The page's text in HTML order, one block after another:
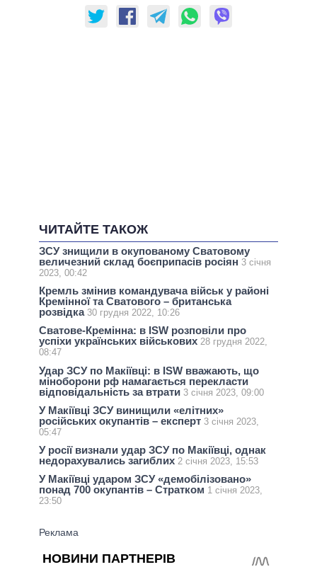
ЧИТАЙТЕ ТАКОЖ
ЗСУ знищили в окупованому Сватовому
величезний склад боєприпасів росіян 3 січня
2023, 00:42
Кремль змінив командувача військ у районі
Кремінної та Сватового – британська
розвідка 30 грудня 2022, 10:26
Сватове-Кремінна: в ISW розповіли про
успіхи українських військових 28 грудня 2022,
08:47
Удар ЗСУ по Макіївці: в ISW вважають, що
міноборони рф намагається перекласти
відповідальність за втрати 3 січня 2023, 09:00
У Макіївці ЗСУ винищили «елітних»
російських окупантів – експерт 3 січня 2023,
05:47
У росії визнали удар ЗСУ по Макіївці, однак
недорахувались загиблих 2 січня 2023, 15:53
У Макіївці ударом ЗСУ «демобілізовано»
понад 700 окупантів – Стратком 1 січня 2023,
23:50